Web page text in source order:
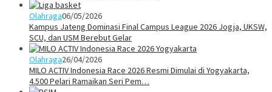
Olahraga06/05/2026
Kampus Jateng Dominasi Final Campus League 2026 Jogja, UKSW,
SCU, dan USM Berebut Gelar
Olahraga26/04/2026
MILO ACTIV Indonesia Race 2026 Resmi Dimulai di Yogyakarta,
4.500 Pelari Ramaikan Seri Pem…